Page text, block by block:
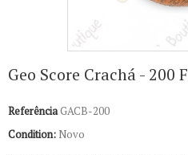
Geo Score Crachá - 200
ReferênciaGACB-200
Condition: Novo